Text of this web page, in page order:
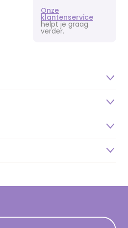
Onze
klantenservice
helpt je graag
verder.